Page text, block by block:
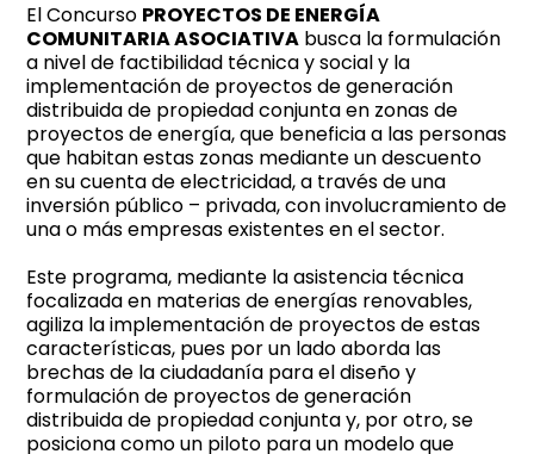
El Concurso PROYECTOS DE ENERGÍA
COMUNITARIA ASOCIATIVA busca la formulación
a nivel de factibilidad técnica y social y la
implementación de proyectos de generación
distribuida de propiedad conjunta en zonas de
proyectos de energía, que beneficia a las personas
que habitan estas zonas mediante un descuento
en su cuenta de electricidad, a través de una
inversión público – privada, con involucramiento de
una o más empresas existentes en el sector.
Este programa, mediante la asistencia técnica
focalizada en materias de energías renovables,
agiliza la implementación de proyectos de estas
características, pues por un lado aborda las
brechas de la ciudadanía para el diseño y
formulación de proyectos de generación
distribuida de propiedad conjunta y, por otro, se
posiciona como un piloto para un modelo que